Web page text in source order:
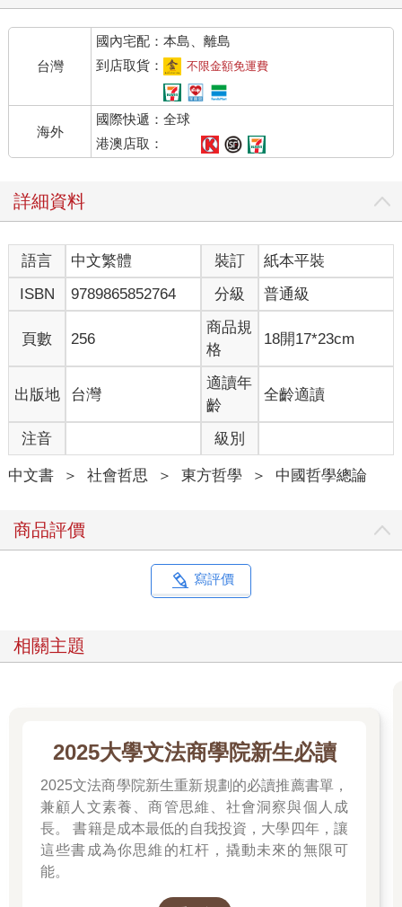
台灣
國內宅配：本島、離島
到店取貨：
不限金額免運費
海外
國際快遞：全球
港澳店取：
詳細資料
語言 中文繁體 裝訂
紙本平裝
ISBN
9789865852764 分級 普通級
頁數 256
商品規
格
18開17*23cm
出版地 台灣
適讀年
齡
全齡適讀
注音 級別
中文書 ＞ 社會哲思 ＞ 東方哲學 ＞ 中國哲學總論
商品評價
寫評價
相關主題
2025大學文法商學院新生必讀
2025文法商學院新生重新規劃的必讀推薦書單，
兼顧人文素養、商管思維、社會洞察與個人成
長。 書籍是成本最低的自我投資，大學四年，讓
這些書成為你思維的杠杆，撬動未來的無限可
能。